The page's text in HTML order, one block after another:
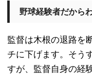
野球経験者だから
監督は木根の退路を
チに下げます。そう
すが、監督自身の経